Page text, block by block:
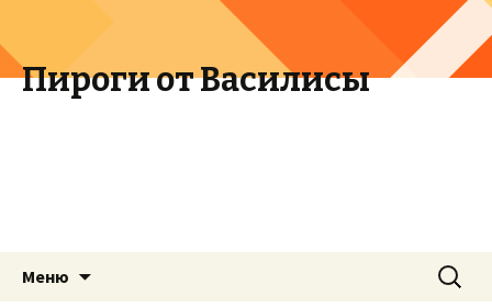
Пироги от Василисы
Меню Найти: